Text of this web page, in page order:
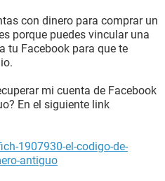
con dinero para comprar un
porque puedes vincular una
tu Facebook para que te
mi cuenta de Facebook
En el siguiente link
1907930-el-codigo-de-
antiguo